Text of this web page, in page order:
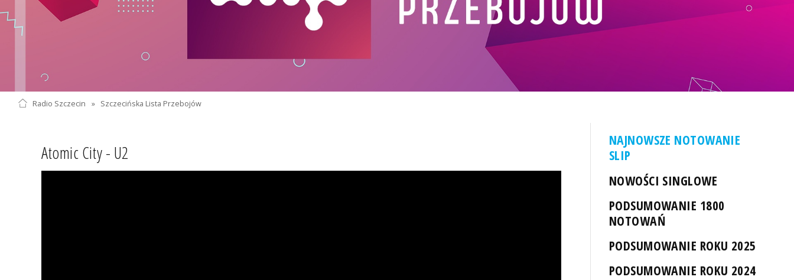
Radio Szczecin » Szczecińska Lista Przebojów
Atomic City - U2
NAJNOWSZE NOTOWANIE
SLIP
NOWOŚCI SINGLOWE
PODSUMOWANIE 1800
NOTOWAŃ
PODSUMOWANIE ROKU 2025
PODSUMOWANIE ROKU 2024